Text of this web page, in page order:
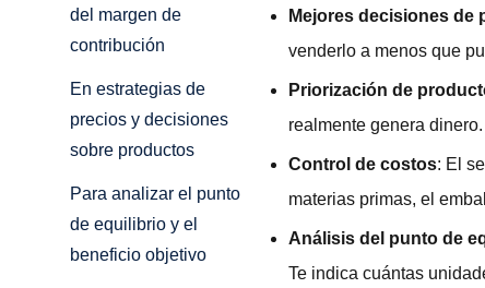
del margen de
contribución
En estrategias de
precios y decisiones
sobre productos
Para analizar el punto
de equilibrio y el
beneficio objetivo
Mejores decisiones de
venderlo a menos que
Priorización de
realmente genera dinero.
Control de costos: El
materias primas, el
Análisis del punto de
Te indica cuántas